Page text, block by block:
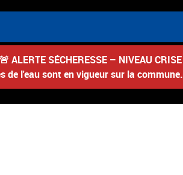
🚨 ALERTE SÉCHERESSE – NIVEAU CRISE
de l'eau sont en vigueur sur la commune.